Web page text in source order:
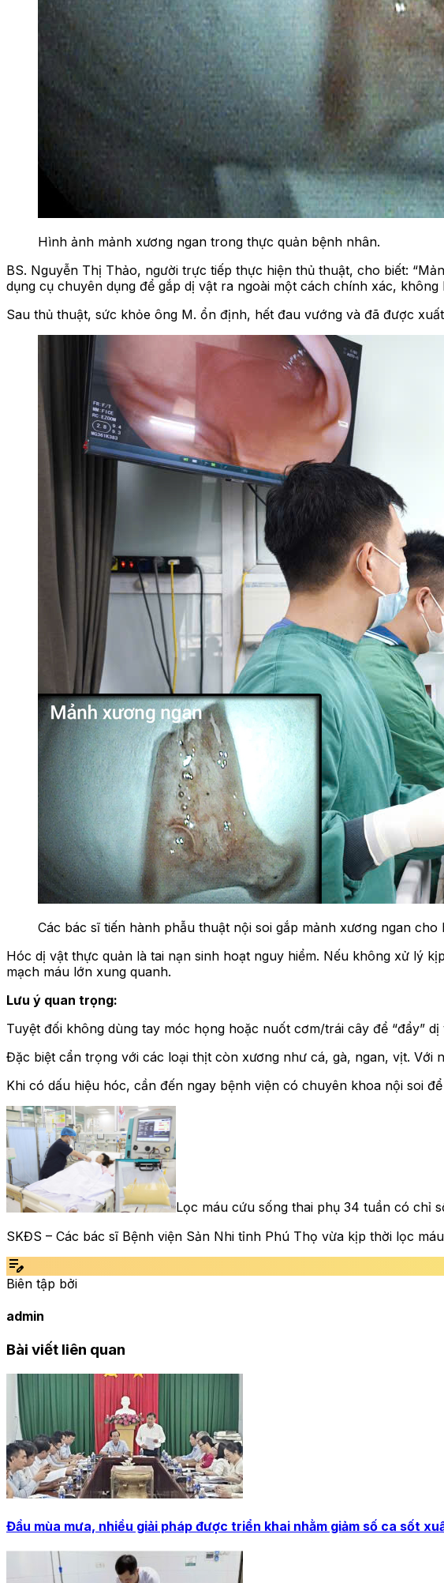
Hình ảnh mảnh xương ngan trong thực quản bệnh nhân.
BS. Nguyễn Thị Thảo, người trực tiếp thực hiện thủ thuật, cho biết:
dụng cụ chuyên dụng để gắp dị vật ra ngoài một cách chính xác, không
Sau thủ thuật, sức khỏe ông M. ổn định, hết đau vướng và đã được
Các bác sĩ tiến hành phẫu thuật nội soi gắp mảnh xương ngan cho
Hóc dị vật thực quản là tai nạn sinh hoạt nguy hiểm. Nếu không xử lý
mạch máu lớn xung quanh.
Lưu ý quan trọng:
Tuyệt đối không dùng tay móc họng hoặc nuốt cơm/trái cây để “đẩy”
Đặc biệt cẩn trọng với các loại thịt còn xương như cá, gà, ngan, vịt. Với
Khi có dấu hiệu hóc, cần đến ngay bệnh viện có chuyên khoa nội soi
Lọc máu cứu sống thai phụ 34 tuần có chỉ
SKĐS – Các bác sĩ Bệnh viện Sản Nhi tỉnh Phú Thọ vừa kịp thời lọc
edit_note
Biên tập bởi
admin
Bài viết liên quan
Đầu mùa mưa, nhiều giải pháp được triển khai nhằm giảm số ca sốt